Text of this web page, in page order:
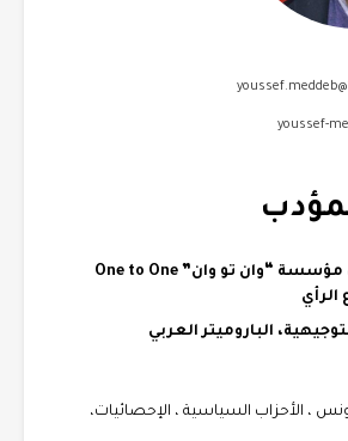
youssef-
الرئيس التنفيذي، مؤسسة “وان تو وان” One to One
الرأي
الباروميتر العربي
، الأحزاب السياسية ، الإحصائيات،